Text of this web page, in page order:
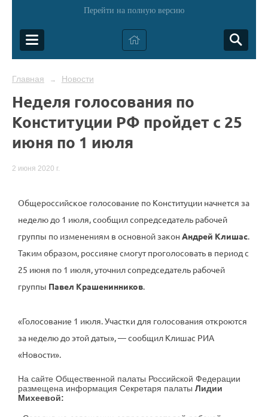
Перейти на полную версию
Главная → Новости
Неделя голосования по
Конституции РФ пройдет с 25
июня по 1 июля
2 июня 2020 г.
Общероссийское голосование по Конституции начнется за
неделю до 1 июля, сообщил сопредседатель рабочей
группы по изменениям в основной закон Андрей Клишас.
Таким образом, россияне смогут проголосовать в период с
25 июня по 1 июля, уточнил сопредседатель рабочей
группы Павел Крашенинников.
«Голосование 1 июля. Участки для голосования откроются
за неделю до этой даты», — сообщил Клишас РИА
«Новости».
На сайте Общественной палаты Российской Федерации
размещена информация Секретаря палаты Лидии
Михеевой: